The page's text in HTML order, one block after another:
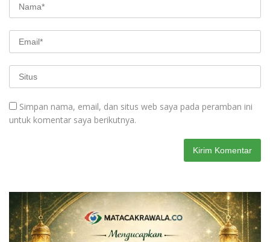
Simpan nama, email, dan situs web saya pada peramban ini
untuk komentar saya berikutnya.